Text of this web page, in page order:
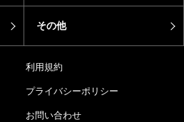
その他
利用規約
プライバシーポリシー
お問い合わせ